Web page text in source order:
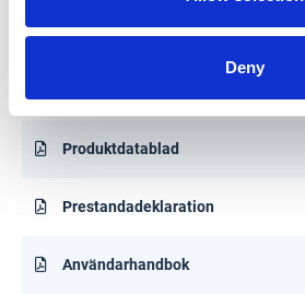
Deny
Produktdatablad
Prestandadeklaration
Användarhandbok